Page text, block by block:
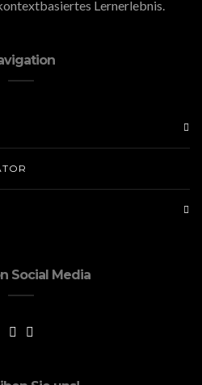
Lernerlebnis.
Social Media